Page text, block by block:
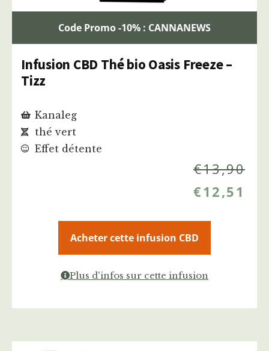
Code Promo -10% : CANNANEWS
Infusion CBD Thé bio Oasis Freeze –
Tizz
Kanaleg
thé vert
Effet détente
€13,90
€12,51
Acheter cette infusion CBD
Plus d'infos sur cette infusion